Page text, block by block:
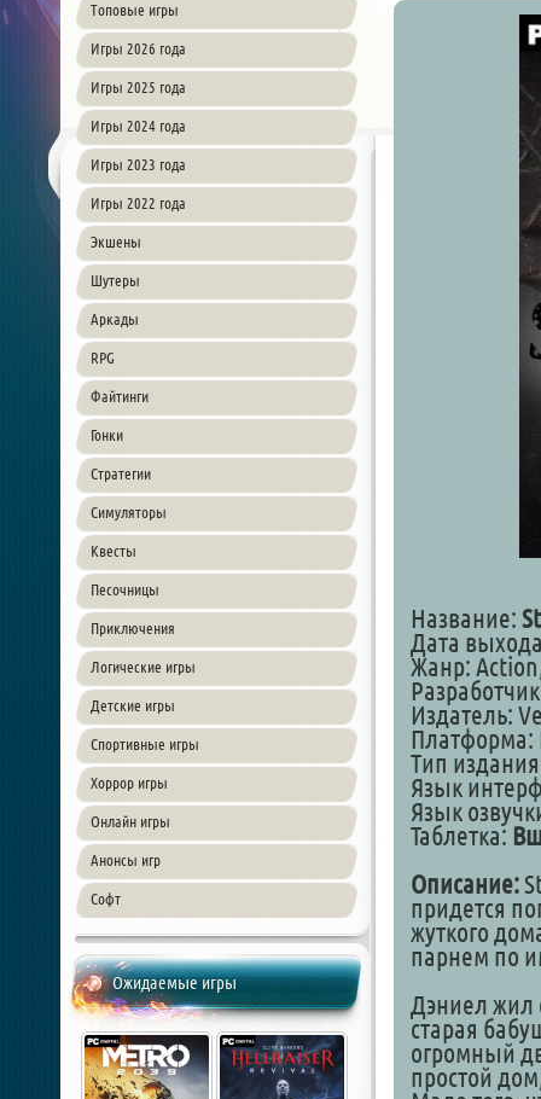
Топовые игры
Игры 2026 года
Игры 2025 года
Игры 2024 года
Игры 2023 года
Игры 2022 года
Экшены
Шутеры
Аркады
RPG
Файтинги
Гонки
Стратегии
Симуляторы
Квесты
Песочницы
Приключения
Логические игры
Детские игры
Спортивные игры
Хоррор игры
Онлайн игры
Анонсы игр
Софт
Ожидаемые игры
Название:
Дата
Жанр:
Издатель:
Платформа:
Тип
Язык
Язык
Таблетка:
Описание:
придется
жуткого
парнем по
Дэниел жил
старая
огромный
простой